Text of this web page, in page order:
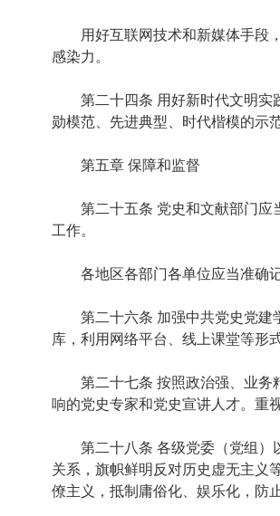
用好互联网技术和新媒体手段，
感染力。
第二十四条 用好新时代文明实践
勋模范、先进典型、时代楷模的示
第五章 保障和监督
第二十五条 党史和文献部门应当
工作。
各地区各部门各单位应当准确记
第二十六条 加强中共党史党建学
库，利用网络平台、线上课堂等形
第二十七条 按照政治强、业务精
响的党史专家和党史宣讲人才。重
第二十八条 各级党委（党组）以
关系，旗帜鲜明反对历史虚无主义
僚主义，抵制庸俗化、娱乐化，防止